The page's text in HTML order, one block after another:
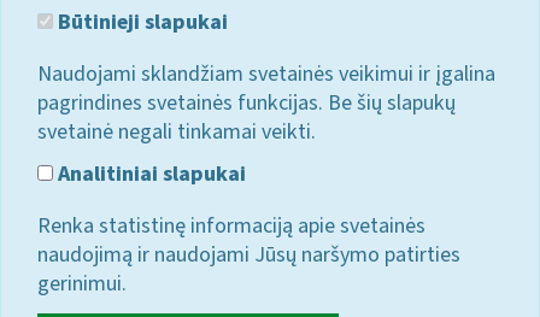
Būtinieji slapukai
Naudojami sklandžiam svetainės veikimui ir įgalina
pagrindines svetainės funkcijas. Be šių slapukų
svetainė negali tinkamai veikti.
Analitiniai slapukai
Renka statistinę informaciją apie svetainės
naudojimą ir naudojami Jūsų naršymo patirties
gerinimui.